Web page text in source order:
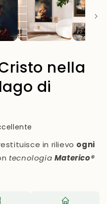
nella
di
in rilievo ogni
tecnologia Materico®